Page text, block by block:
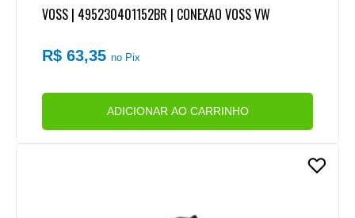
VOSS | 495230401152BR | CONEXAO VOSS VW
R$ 63,35no Pix
ADICIONAR AO CARRINHO